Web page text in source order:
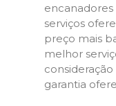
serviços
preço mais
melhor
garantia